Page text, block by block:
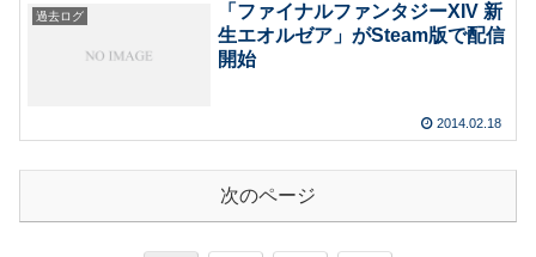
過去ログ
「ファイナルファンタジーXIV 新
生エオルゼア」がSteam版で配信
開始
2014.02.18
次のページ